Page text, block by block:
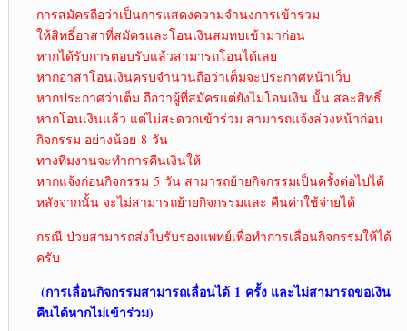
การสมัครถือว่าเป็นการแสดงความจำนงการเข้าร่วม
ให้สิทธิ์อาสาที่สมัครและโอนเงินสมทบเข้ามาก่อน
หากได้รับการตอบรับแล้วสามารถโอนได้เลย
หากอาสาโอนเงินครบจำนวนถือว่าเต็มจะประกาศหน้าเว็บ
หากประกาศว่าเต็ม ถือว่าผู้ที่สมัครแต่ยังไม่โอนเงิน นั้น สละสิทธิ์
หากโอนเงินแล้ว แต่ไม่สะดวกเข้าร่วม สามารถแจ้งล่วงหน้าก่อน
กิจกรรม อย่างน้อย 8 วัน
ทางทีมงานจะทำการคืนเงินให้
หากแจ้งก่อนกิจกรรม 5 วัน สามารถย้ายกิจกรรมเป็นครั้งต่อไปได้
หลังจากนั้น จะไม่สามารถย้ายกิจกรรมและ คืนค่าใช้จ่ายได้
กรณี ป่วยสามารถส่งใบรับรองแพทย์เพื่อทำการเลื่อนกิจกรรมให้ได้
ครับ
(การเลื่อนกิจกรรมสามารถเลื่อนได้1 ครั้ง และไม่สามารถขอเงิน
คืนได้หากไม่เข้าร่วม)